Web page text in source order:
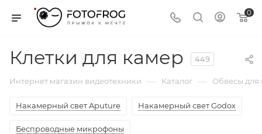
0
Клетки для камер 449
Интернет магазин видеотехники — Каталог — Обвесы для
Накамерный свет Aputure Накамерный свет Godox
Беспроводные микрофоны